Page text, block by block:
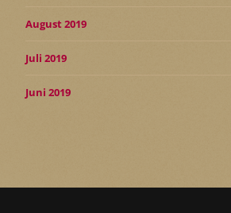
August 2019
Juli 2019
Juni 2019